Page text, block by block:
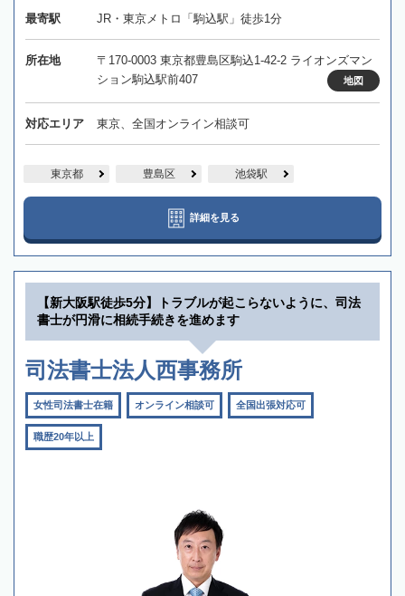
最寄駅 JR・東京メトロ「駒込駅」徒歩1分
所在地
〒170-0003 東京都豊島区駒込1-42-2 ライオンズマン
ション駒込駅前407
地図
対応エリア 東京、全国オンライン相談可
東京都 豊島区 池袋駅
詳細を見る
【新大阪駅徒歩5分】トラブルが起こらないように、司法
書士が円滑に相続手続きを進めます
司法書士法人西事務所
女性司法書士在籍 オンライン相談可 全国出張対応可
職歴20年以上